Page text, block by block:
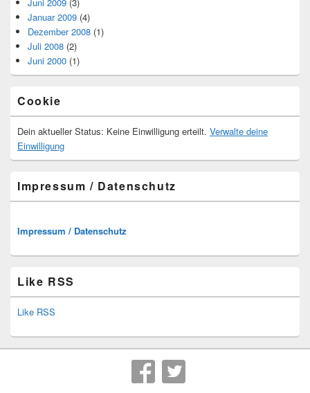
Januar 2009 (4)
Dezember 2008 (1)
Juli 2008 (2)
Juni 2000 (1)
Cookie
Dein aktueller Status: Keine Einwilligung erteilt. Verwalte deine
Einwilligung
Impressum / Datenschutz
Impressum / Datenschutz
Like RSS
Like RSS